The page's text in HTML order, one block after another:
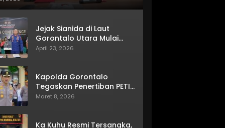
Jejak Sianida di Laut
Gorontalo Utara Mulai
Terkuak
April 23, 2026
Kapolda Gorontalo
Tegaskan Penertiban PETI
Terus Berjalan
Maret 8, 2026
Ka Kuhu Resmi Tersangka,